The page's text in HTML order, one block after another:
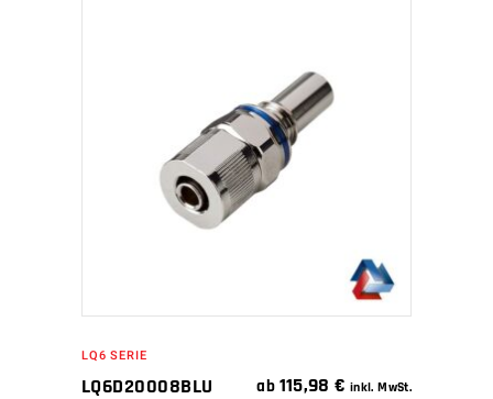
IN DEN WARENKORB
LQ6 SERIE
LQ6D20008BLU ab 115,98€ inkl. MwSt.